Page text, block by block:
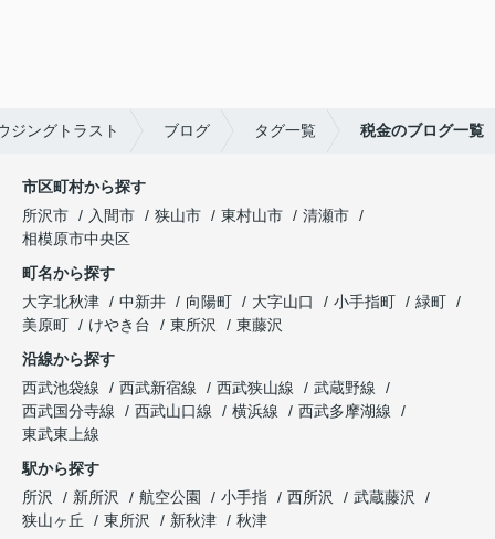
ジングトラスト ブログ タグ一覧 税金のブログ一覧
市区町村から探す
所沢市
入間市 狭山市 東村山市
清瀬市
相模原市中央区
町名から探す
大字北秋津
中新井 向陽町 大字山口 小手指町
緑町
美原町
けやき台 東所沢
東藤沢
沿線から探す
西武池袋線
西武新宿線 西武狭山線
武蔵野線
西武国分寺線
西武山口線 横浜線
西武多摩湖線
東武東上線
駅から探す
所沢
新所沢 航空公園 小手指 西所沢
武蔵藤沢
狭山ヶ丘
東所沢 新秋津 秋津